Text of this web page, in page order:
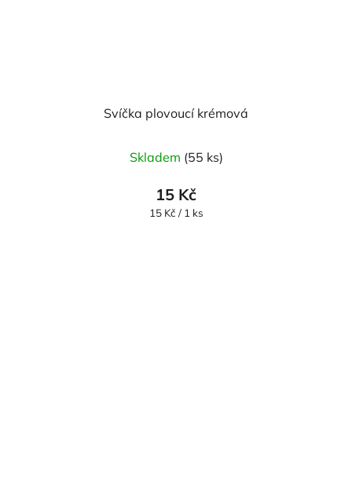
Svíčka plovoucí krémová
hodnocení
produktu
je
Skladem (55 ks)
15 Kč
Měrná
15 Kč / 1 ks